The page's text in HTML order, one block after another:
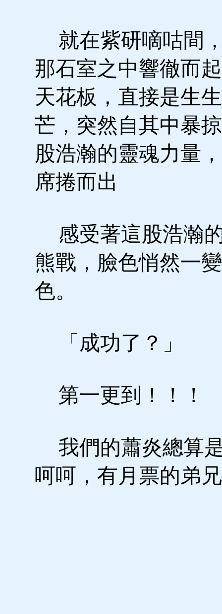
就在紫研嘀咕間
那石室之中響徹而
天花板，直接是生
芒，突然自其中暴
股浩瀚的靈魂力量
席捲而出
感受著這股浩瀚
熊戰，臉色悄然一
色。
「成功了？」
第一更到！！！
我們的蕭炎總算
呵呵，有月票的弟